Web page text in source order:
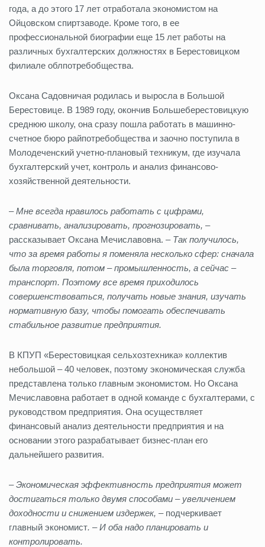
года, а до этого 17 лет отработала экономистом на
Ойцовском спиртзаводе. Кроме того, в ее
профессиональной биографии еще 15 лет работы на
различных бухгалтерских должностях в Берестовицком
филиале облпотребобщества.
Оксана Садовничая родилась и выросла в Большой
Берестовице. В 1989 году, окончив Большеберестовицкую
среднюю школу, она сразу пошла работать в машинно-
счетное бюро райпотребобщества и заочно поступила в
Молодеченский учетно-плановый техникум, где изучала
бухгалтерский учет, контроль и анализ финансово-
хозяйственной деятельности.
–Мне всегда нравилось работать с цифрами,
сравнивать, анализировать, прогнозировать, –
рассказывает Оксана Мечиславовна. – Так получилось,
что за время работы я поменяла несколько сфер: сначала
была торговля, потом – промышленность, а сейчас –
транспорт. Поэтому все время приходилось
совершенствоваться, получать новые знания, изучать
нормативную базу, чтобы помогать обеспечивать
стабильное развитие предприятия.
В КПУП «Берестовицкая сельхозтехника» коллектив
небольшой – 40 человек, поэтому экономическая служба
представлена только главным экономистом. Но Оксана
Мечиславовна работает в одной команде с бухгалтерами, с
руководством предприятия. Она осуществляет
финансовый анализ деятельности предприятия и на
основании этого разрабатывает бизнес-план его
дальнейшего развития.
– Экономическая эффективность предприятия может
достигаться только двумя способами – увеличением
доходности и снижением издержек, – подчеркивает
главный экономист. – И оба надо планировать и
контролировать.